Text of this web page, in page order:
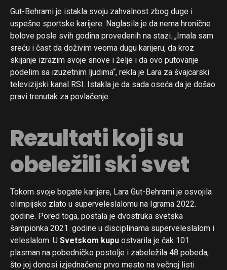
Gut-Behrami je istakla svoju zahvalnost zbog duge i
uspešne sportske karijere. Naglasila je da nema hronične
bolove posle svih godina provedenih na stazi. „Imala sam
sreću i čast da doživim veoma dugu karijeru, da kroz
skijanje izrazim svoje snove i želje i da ovo putovanje
podelim sa izuzetnim ljudima“, rekla je Lara za švajcarski
televizijski kanal RSI. Istakla je da sada oseća da je došao
pravi trenutak za povlačenje.
Rezultati koji su
obeležili ski svet
Tokom svoje bogate karijere, Lara Gut-Behrami je osvojila
olimpijsko zlato u superveleslalomu na Igrama 2022.
godine. Pored toga, postala je dvostruka svetska
šampionka 2021. godine u disciplinama superveleslalom i
veleslalom. U Svetskom kupu ostvarila je čak 101
plasman na pobedničko postolje i zabeležila 48 pobeda,
što joj donosi izjednačeno prvo mesto na večnoj listi